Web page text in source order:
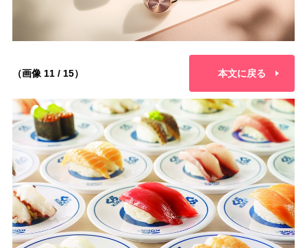
（画像 11 / 15） 本文に戻る